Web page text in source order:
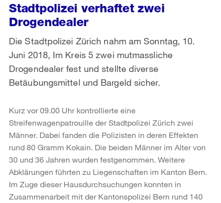
Stadtpolizei verhaftet zwei
Drogendealer
Die Stadtpolizei Zürich nahm am Sonntag, 10.
Juni 2018, Im Kreis 5 zwei mutmassliche
Drogendealer fest und stellte diverse
Betäubungsmittel und Bargeld sicher.
Kurz vor 09.00 Uhr kontrollierte eine
Streifenwagenpatrouille der Stadtpolizei Zürich zwei
Männer. Dabei fanden die Polizisten in deren Effekten
rund 80 Gramm Kokain. Die beiden Männer im Alter von
30 und 36 Jahren wurden festgenommen. Weitere
Abklärungen führten zu Liegenschaften im Kanton Bern.
Im Zuge dieser Hausdurchsuchungen konnten in
Zusammenarbeit mit der Kantonspolizei Bern rund 140